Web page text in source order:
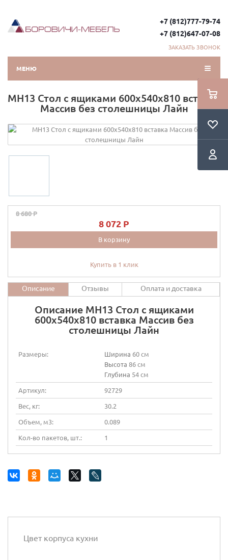
+7 (812)777-79-74
+7 (812)647-07-08
ЗАКАЗАТЬ ЗВОНОК
МЕНЮ
МН13 Стол с ящиками 600х540х810 вставка
Массив без столешницы Лайн
8 680 P
8 072 P
В корзину
Купить в 1 клик
Описание Отзывы Оплата и доставка
Описание МН13 Стол с ящиками
600х540х810 вставка Массив без
столешницы Лайн
Размеры: Ширина 60 см
Высота 86 см
Глубина 54 см
Артикул:
92729
Вес, кг:
30.2
Объем, м3:
0.089
Кол-во пакетов, шт.:
1
Цвет корпуса кухни